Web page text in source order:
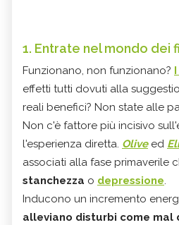
1. Entrate nel mondo dei
Funzionano, non funzionano?
effetti tutti dovuti alla
reali benefici? Non state alle
Non c'è fattore più incisivo
l'esperienza diretta. Olive ed
associati alla fase primaverile
stanchezza o depressione.
Inducono un incremento
alleviano disturbi come mal